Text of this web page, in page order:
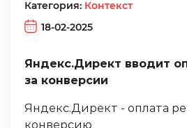
Категория: Контекст
18-02-2025
Яндекс.Директ вводит
за конверсии
Яндекс.Директ - оплата
конверсию